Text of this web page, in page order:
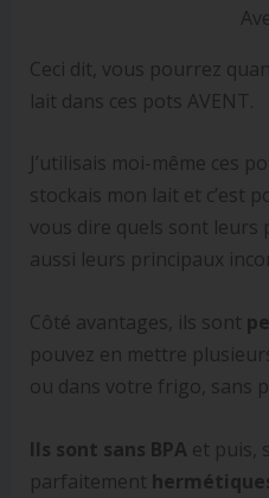
Ceci dit, vous pourrez
lait dans ces pots AVENT.
J’utilisais moi-même ces
stockais mon lait et c’est
vous dire quels sont leurs
aussi leurs principaux
Côté avantages, ils sont
pouvez en mettre
ou dans votre frigo, sans
Ils sont sans BPA et puis,
parfaitement